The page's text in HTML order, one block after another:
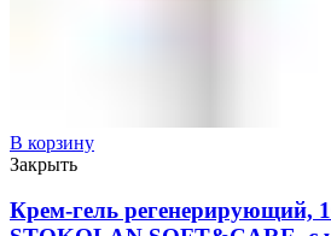
В корзину
Закрыть
Крем-гель регенерирующий,